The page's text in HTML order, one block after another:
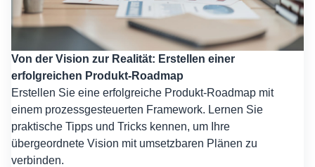
Von der Vision zur Realität: Erstellen einer
erfolgreichen Produkt-Roadmap
Erstellen Sie eine erfolgreiche Produkt-Roadmap mit
einem prozessgesteuerten Framework. Lernen Sie
praktische Tipps und Tricks kennen, um Ihre
übergeordnete Vision mit umsetzbaren Plänen zu
verbinden.